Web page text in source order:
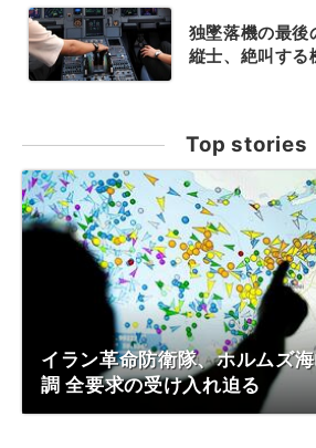
独墜落機の最
縦士、絶叫する
Top stories
イラン革命防衛隊、ホルムズ
調 全要求の受け入れ迫る